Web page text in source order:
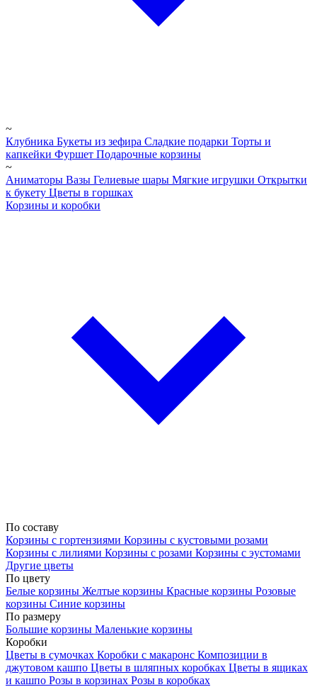
~
Клубника Букеты из зефира Сладкие подарки Торты и
капкейки Фуршет Подарочные корзины
~
Аниматоры Вазы Гелиевые шары Мягкие игрушки Открытки
к букету Цветы в горшках
Корзины и коробки
По составу
Корзины с гортензиями Корзины с кустовыми розами
Корзины с лилиями Корзины с розами Корзины с эустомами
Другие цветы
По цвету
Белые корзины Желтые корзины Красные корзины Розовые
корзины Синие корзины
По размеру
Большие корзины Маленькие корзины
Коробки
Цветы в сумочках Коробки с макаронс Композиции в
джутовом кашпо Цветы в шляпных коробках Цветы в ящиках
и кашпо Розы в корзинах Розы в коробках